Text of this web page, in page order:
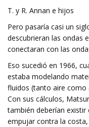
T. y R. Annan e hijos
Pero pasaría casi un
descubrieran las ondas
conectaran con las
Eso sucedió en 1966,
estaba modelando
fluidos (tanto aire como
Con sus cálculos,
también deberían existir
empujar contra la